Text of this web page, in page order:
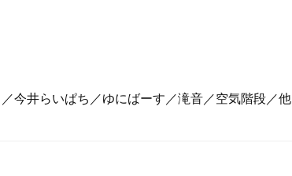
／今井らいぱち／ゆにばーす／滝音／空気階段／他